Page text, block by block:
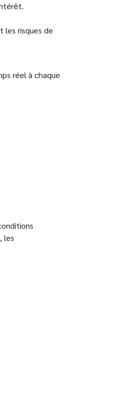
les risques de
réel à chaque
les